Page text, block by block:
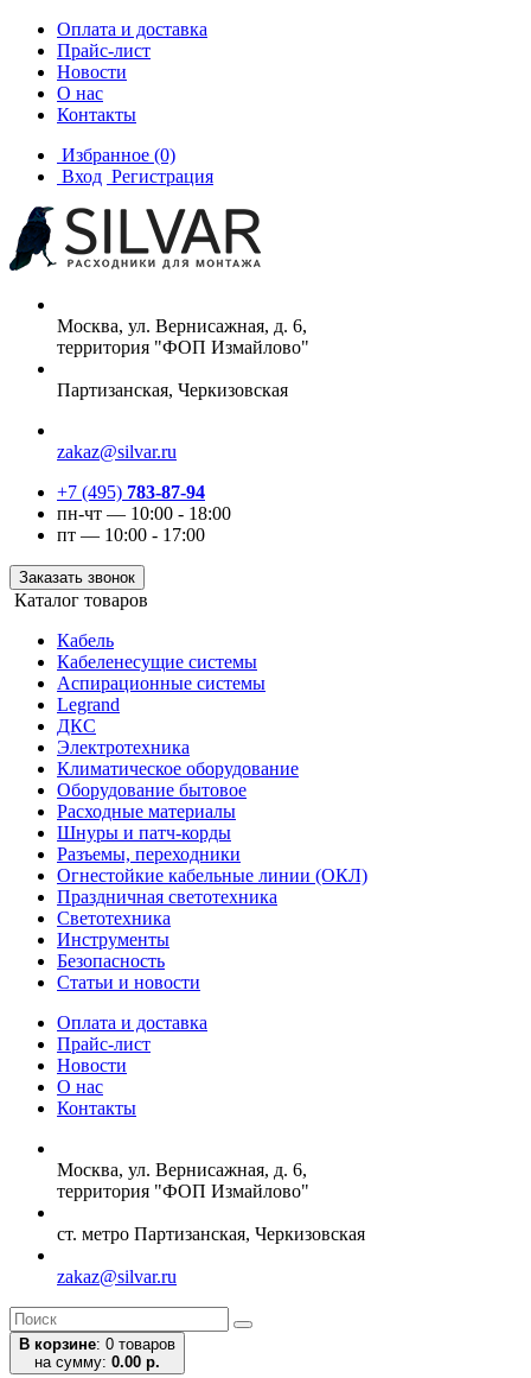
Оплата и доставка
Прайс-лист
Новости
О нас
Контакты
Избранное (0)
Вход Регистрация
Москва, ул. Вернисажная, д. 6,
территория "ФОП Измайлово"
Партизанская, Черкизовская
zakaz@silvar.ru
+7 (495) 783-87-94
пн-чт — 10:00 - 18:00
пт — 10:00 - 17:00
Заказать звонок
Каталог товаров
Кабель
Кабеленесущие системы
Аспирационные системы
Legrand
ДКС
Электротехника
Климатическое оборудование
Оборудование бытовое
Расходные материалы
Шнуры и патч-корды
Разъемы, переходники
Огнестойкие кабельные линии (ОКЛ)
Праздничная светотехника
Светотехника
Инструменты
Безопасность
Статьи и новости
Оплата и доставка
Прайс-лист
Новости
О нас
Контакты
Москва, ул. Вернисажная, д. 6,
территория "ФОП Измайлово"
ст. метро Партизанская, Черкизовская
zakaz@silvar.ru
В корзине: 0 товаров
на сумму: 0.00 р.